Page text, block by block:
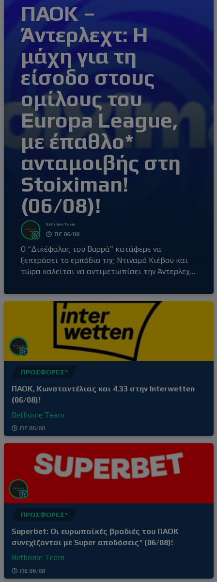
ΠΑΟΚ –
Άντερλεχτ: Η
μάχη για τη
είσοδο στους
ομίλους του
Europa League,
με έπαθλο*
ανταμοιβής στη
Stoiximan!
(06/08)!
Bethome Team
ΠΕ 06/08
Ο “Δικέφαλος του Βορρά” κατάφερε να
ξεπεράσει το εμπόδιο της Ντιναμό Κιέβου και
τώρα καλείται να αντιμετωπίσει την Άντερλεχτ
Προβλέπεις την έκβαση του παιχνιδιού του
ΠΑΟΚ και μέσω του Mission, διεκδικείς έπαθλο*
ανταμοιβής! Με πρωταγωνιστή ξανά τον
Κωνσταντέλια ο οποίος με δύο τρομερά γκολ
έδωσε την νίκη-πρόκριση στην
ΠΡΟΣΦΟΡΈΣ*
ΠΑΟΚ, Κωνσταντέλιας και 4.33 στην Interwetten
(06/08)!
Bethome Team
ΠΕ 06/08
ΠΡΟΣΦΟΡΈΣ*
Superbet: Οι ευρωπαϊκές βραδιές του ΠΑΟΚ
συνεχίζονται με Super αποδόσεις* (06/08)!
Bethome Team
ΠΕ 06/08